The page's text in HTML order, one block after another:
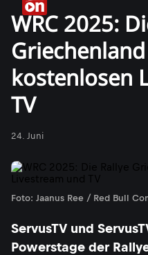
WRC 2025:
kostenlosen
TV
24. Juni
Foto: Jaanus Ree / Red Bull
ServusTV und
Powerstage der